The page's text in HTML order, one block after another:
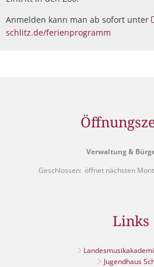
Anmelden kann man ab sofort unter
schlitz.de/ferienprogramm
Verwaltung &
Klicken, um weitere Öffnungs- oder
Geschlossen: öffnet nächsten
Links
Jugendhaus